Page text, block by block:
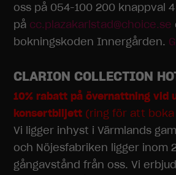
oss på 054-100 200 knappval
på cc.plazakarlstad@choice.se
bokningskoden Innergården.
CLARION COLLECTION
10% rabatt på övernattning vid
konsertbiljett (ring för att
Vi ligger inhyst i Värmlands
och Nöjesfabriken ligger inom
gångavstånd från oss. Vi
att